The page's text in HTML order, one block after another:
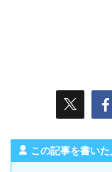
この記事を書いた